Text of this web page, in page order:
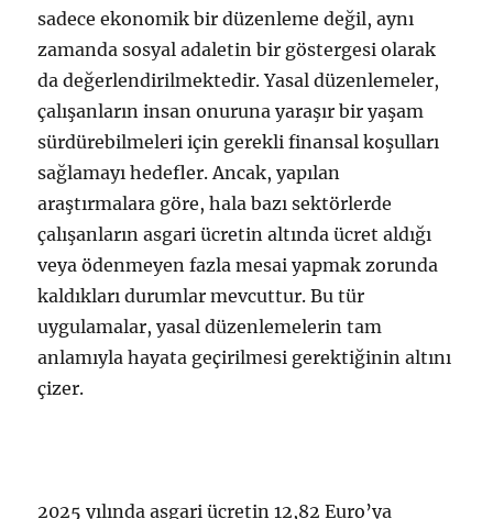
sadece ekonomik bir düzenleme değil, aynı
zamanda sosyal adaletin bir göstergesi olarak
da değerlendirilmektedir. Yasal düzenlemeler,
çalışanların insan onuruna yaraşır bir yaşam
sürdürebilmeleri için gerekli finansal koşulları
sağlamayı hedefler. Ancak, yapılan
araştırmalara göre, hala bazı sektörlerde
çalışanların asgari ücretin altında ücret aldığı
veya ödenmeyen fazla mesai yapmak zorunda
kaldıkları durumlar mevcuttur. Bu tür
uygulamalar, yasal düzenlemelerin tam
anlamıyla hayata geçirilmesi gerektiğinin altını
çizer.
2025 yılında asgari ücretin 12,82 Euro’ya